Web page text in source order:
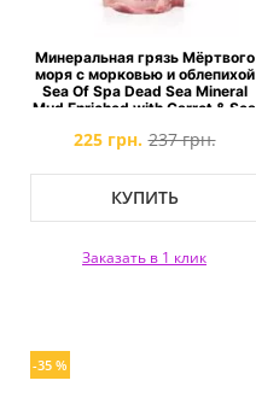
Минеральная грязь Мёртвого
моря с морковью и облепихой
Sea Of Spa Dead Sea Mineral
Mud Enriched with Carrot & Sea
225 грн. 237 грн.
КУПИТЬ
Заказать в 1 клик
-35 %